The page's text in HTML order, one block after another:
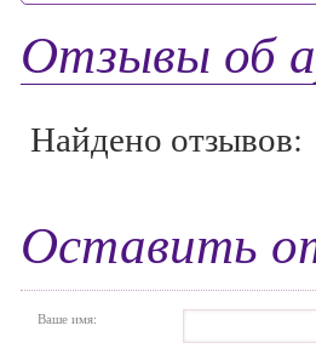
Отзывы об
Найдено отзывов:
Оставить
Ваше имя: